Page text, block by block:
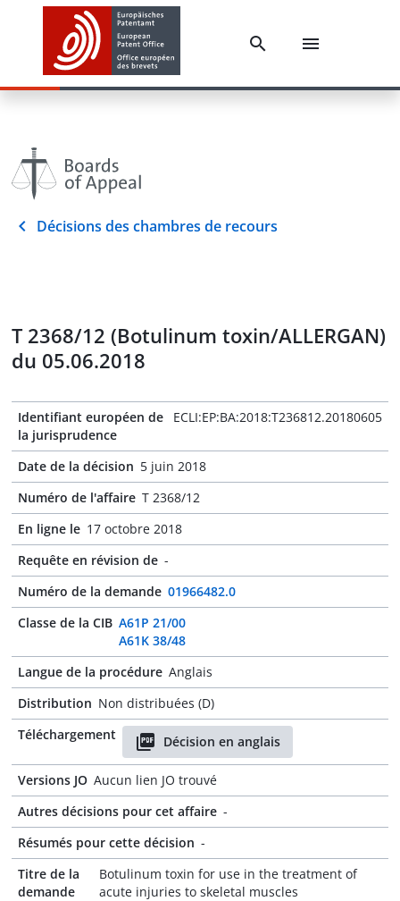
Décisions des chambres de recours
T 2368/12 (Botulinum toxin/ALLERGAN)
du 05.06.2018
Identifiant européen de
la jurisprudence
ECLI:EP:BA:2018:T236812.20180605
Date de la décision 5 juin 2018
Numéro de l'affaire T 2368/12
En ligne le 17 octobre 2018
Requête en révision de -
Numéro de la demande 01966482.0
Classe de la CIB A61P 21/00
A61K 38/48
Langue de la procédure Anglais
Distribution Non distribuées (D)
Téléchargement
Décision en anglais
Versions JO Aucun lien JO trouvé
Autres décisions pour cet affaire -
Résumés pour cette décision -
Titre de la
demande
Botulinum toxin for use in the treatment of
acute injuries to skeletal muscles